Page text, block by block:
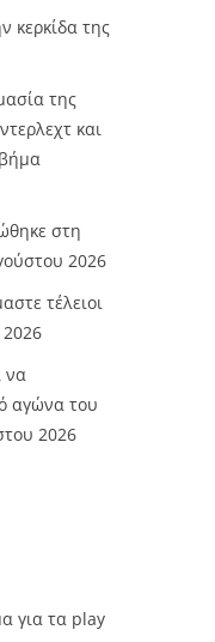
κερκίδα της
της
και
στη
2026
τέλειοι
να
αγώνα του
2026
για τα play